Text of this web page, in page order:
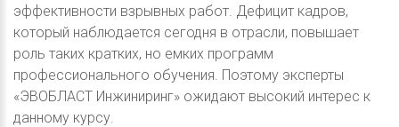
эффективности взрывных работ. Дефицит кадров,
который наблюдается сегодня в отрасли, повышает
роль таких кратких, но емких программ
профессионального обучения. Поэтому эксперты
«ЭВОБЛАСТ Инжиниринг» ожидают высокий интерес к
данному курсу.